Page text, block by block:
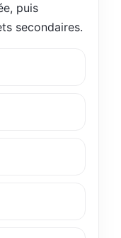
puis
secondaires.